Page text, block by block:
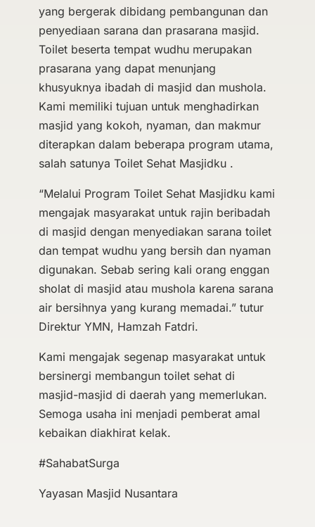
yang bergerak dibidang pembangunan dan
penyediaan sarana dan prasarana masjid.
Toilet beserta tempat wudhu merupakan
prasarana yang dapat menunjang
khusyuknya ibadah di masjid dan mushola.
Kami memiliki tujuan untuk menghadirkan
masjid yang kokoh, nyaman, dan makmur
diterapkan dalam beberapa program utama,
salah satunya Toilet Sehat Masjidku .
“Melalui Program Toilet Sehat Masjidku kami
mengajak masyarakat untuk rajin beribadah
di masjid dengan menyediakan sarana toilet
dan tempat wudhu yang bersih dan nyaman
digunakan. Sebab sering kali orang enggan
sholat di masjid atau mushola karena sarana
air bersihnya yang kurang memadai.” tutur
Direktur YMN, Hamzah Fatdri.
Kami mengajak segenap masyarakat untuk
bersinergi membangun toilet sehat di
masjid-masjid di daerah yang memerlukan.
Semoga usaha ini menjadi pemberat amal
kebaikan diakhirat kelak.
#SahabatSurga
Yayasan Masjid Nusantara